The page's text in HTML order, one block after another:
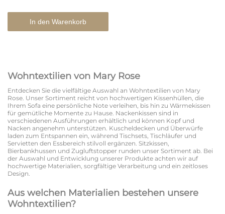
In den Warenkorb
Wohntextilien von Mary Rose
Entdecken Sie die vielfältige Auswahl an Wohntextilien von Mary
Rose. Unser Sortiment reicht von hochwertigen Kissenhüllen, die
Ihrem Sofa eine persönliche Note verleihen, bis hin zu Wärmekissen
für gemütliche Momente zu Hause. Nackenkissen sind in
verschiedenen Ausführungen erhältlich und können Kopf und
Nacken angenehm unterstützen. Kuscheldecken und Überwürfe
laden zum Entspannen ein, während Tischsets, Tischläufer und
Servietten den Essbereich stilvoll ergänzen. Sitzkissen,
Bierbankhussen und Zugluftstopper runden unser Sortiment ab. Bei
der Auswahl und Entwicklung unserer Produkte achten wir auf
hochwertige Materialien, sorgfältige Verarbeitung und ein zeitloses
Design.
Aus welchen Materialien bestehen unsere
Wohntextilien?